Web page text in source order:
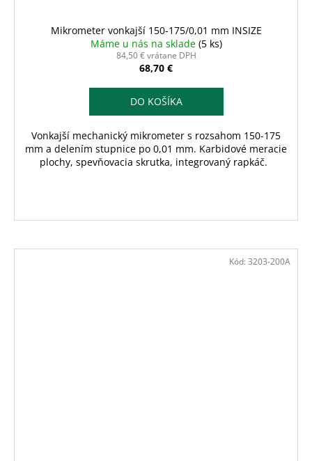
Mikrometer vonkajší 150-175/0,01 mm INSIZE
Máme u nás na sklade (5 ks)
84,50 € vrátane DPH
68,70 €
DO KOŠÍKA
Vonkajší mechanický mikrometer s rozsahom 150-175
mm a delením stupnice po 0,01 mm. Karbidové meracie
plochy, spevňovacia skrutka, integrovaný rapkáč.
Kód: 3203-200A